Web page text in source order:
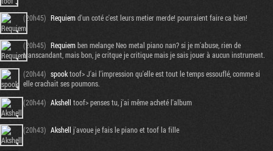
(20h45) Requiemd'un coté c'est leurs metier merde! pourraient faire ca bien!
(20h45) Requiemben melange Neo metal piano nan? si je m'abuse, rien de
transcandant, mais bon, je critque je critique mais je sais jouer à aucun instrument.
(20h44) spooktoof> J'ai l'impression qu'elle est tout le temps essouflé, comme si
elle crachait ses poumons.
(20h44) Akshell toof> penses tu, j'ai même acheté l'album
(20h43) Akshell j'avoue je fais le piano et toof la fille